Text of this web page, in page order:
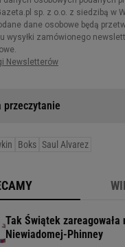
przeczytanie
Boks Saul Alvarez
Tak Świątek zareagowała
Niewiadomej-Phinney